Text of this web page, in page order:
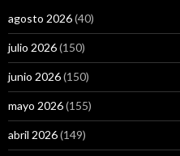
agosto 2026(40)
julio 2026(150)
junio 2026(150)
mayo 2026(155)
abril 2026(149)